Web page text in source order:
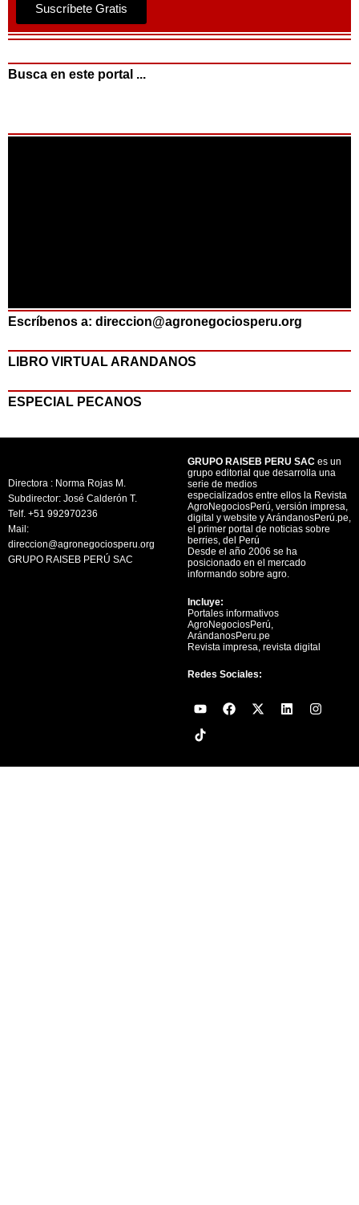
Suscríbete Gratis
Busca en este portal ...
Escríbenos a: direccion@agronegociosperu.org
LIBRO VIRTUAL ARANDANOS
ESPECIAL PECANOS
Directora : Norma Rojas M.
Subdirector: José Calderón T.
Telf. +51 992970236
Mail:
direccion@agronegociosperu.org
GRUPO RAISEB PERÚ SAC
GRUPO RAISEB PERU SAC es un
grupo editorial que desarrolla una
serie de medios
especializados entre ellos la Revista
AgroNegociosPerú, versión impresa,
digital y website y ArándanosPerú.pe,
el primer portal de noticias sobre
berries, del Perú
Desde el año 2006 se ha
posicionado en el mercado
informando sobre agro.
Incluye:
Portales informativos
AgroNegociosPerú,
ArándanosPeru.pe
Revista impresa, revista digital
Redes Sociales:
Y
o
u
t
b
F
a
o
X
-
t
L
i
d
I
n
g